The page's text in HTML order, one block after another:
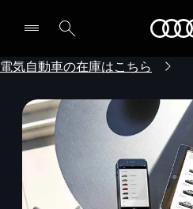
電気自動車の在庫はこちら